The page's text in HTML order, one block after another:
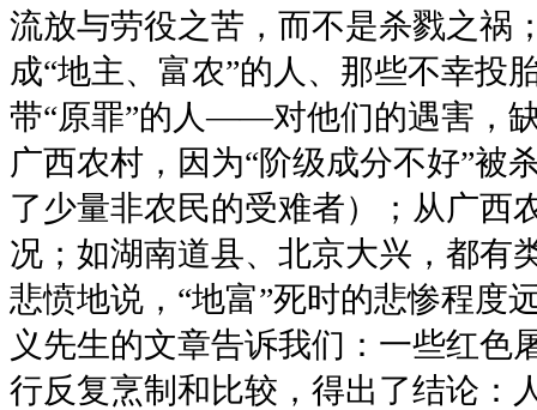
流放与劳役之苦，而不是杀戮之
成“地主、富农”的人、那些不幸投
带“原罪”的人——对他们的遇害，
广西农村，因为“阶级成分不好”被
了少量非农民的受难者）；从广西
况；如湖南道县、北京大兴，都有
悲愤地说，“地富”死时的悲惨程度
义先生的文章告诉我们：一些红色
行反复烹制和比较，得出了结论：